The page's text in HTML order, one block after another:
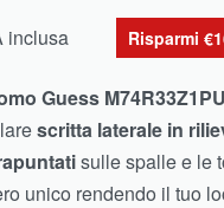
inclusa Risparmi
Guess
scritta laterale in
sulle spalle e le
unico rendendo il tuo